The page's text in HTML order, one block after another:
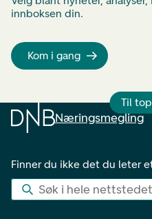
innboksen din.
Kom i gang
Til
Næringsmegling
Finner du ikke det du leter
Søk i hele nettstedet